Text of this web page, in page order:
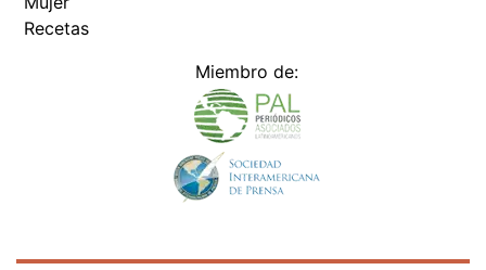
Recetas
Miembro de: